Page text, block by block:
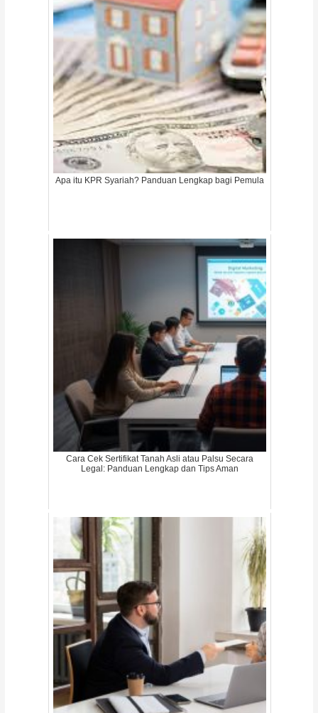
Apa itu KPR Syariah? Panduan Lengkap bagi Pemula
Cara Cek Sertifikat Tanah Asli atau Palsu Secara
Legal: Panduan Lengkap dan Tips Aman